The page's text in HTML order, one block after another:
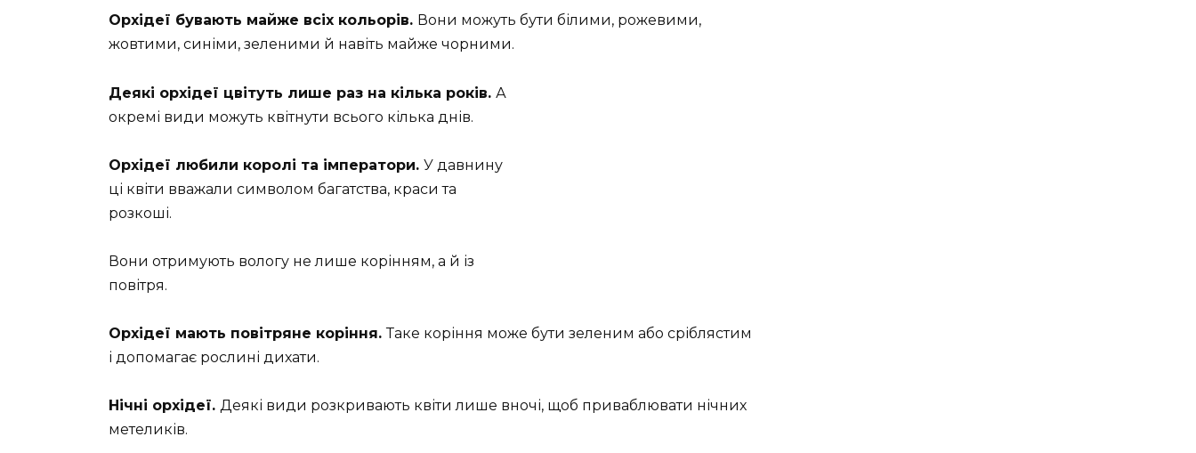
Орхідеї бувають майже всіх кольорів. Вони можуть бути білими, рожевими,
жовтими, синіми, зеленими й навіть майже чорними.
Деякі орхідеї цвітуть лише раз на кілька років. А
окремі види можуть квітнути всього кілька днів.
Орхідеї любили королі та імператори. У давнину
ці квіти вважали символом багатства, краси та
розкоші.
Вони отримують вологу не лише корінням, а й із
повітря.
Орхідеї мають повітряне коріння.Таке коріння може бути зеленим або сріблястим
і допомагає рослині дихати.
Нічні орхідеї. Деякі види розкривають квіти лише вночі, щоб приваблювати нічних
метеликів.